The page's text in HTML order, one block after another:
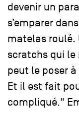
devenir un
s’emparer
matelas roulé.
scratchs qui le
peut le poser
Et il est fait
compliqué."